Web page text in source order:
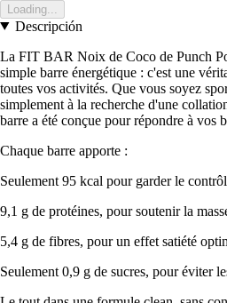
Loading...
Descripción
La FIT BAR Noix de Coco de Punch
simple barre énergétique : c'est une
toutes vos activités. Que vous soyez
simplement à la recherche d'une
barre a été conçue pour répondre à vos
Chaque barre apporte :
Seulement 95 kcal pour garder le
9,1 g de protéines, pour soutenir la
5,4 g de fibres, pour un effet satiété
Seulement 0,9 g de sucres, pour éviter